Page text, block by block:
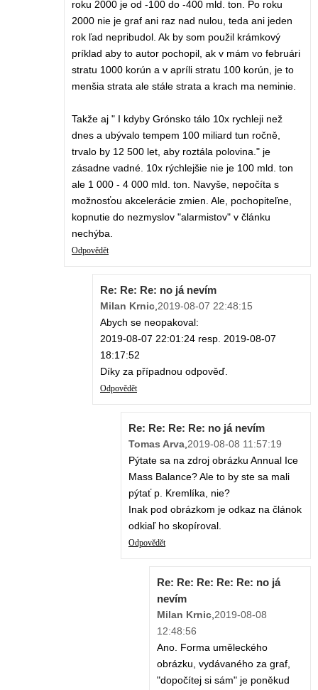
roku 2000 je od -100 do -400 mld. ton. Po roku
2000 nie je graf ani raz nad nulou, teda ani jeden
rok ľad nepribudol. Ak by som použil krámkový
príklad aby to autor pochopil, ak v mám vo februári
stratu 1000 korún a v apríli stratu 100 korún, je to
menšia strata ale stále strata a krach ma neminie.
Takže aj " I kdyby Grónsko tálo 10x rychleji než
dnes a ubývalo tempem 100 miliard tun ročně,
trvalo by 12 500 let, aby roztála polovina." je
zásadne vadné. 10x rýchlejšie nie je 100 mld. ton
ale 1 000 - 4 000 mld. ton. Navyše, nepočíta s
možnosťou akcelerácie zmien. Ale, pochopiteľne,
kopnutie do nezmyslov "alarmistov" v článku
nechýba.
Odpovědět
Re: Re: Re: no já nevím
Milan Krnic,2019-08-07 22:48:15
Abych se neopakoval:
2019-08-07 22:01:24 resp. 2019-08-07
18:17:52
Díky za případnou odpověď.
Odpovědět
Re: Re: Re: Re: no já nevím
Tomas Arva,2019-08-08 11:57:19
Pýtate sa na zdroj obrázku Annual Ice
Mass Balance? Ale to by ste sa mali
pýtať p. Kremlíka, nie?
Inak pod obrázkom je odkaz na článok
odkiaľ ho skopíroval.
Odpovědět
Re: Re: Re: Re: Re: no já
nevím
Milan Krnic,2019-08-08
12:48:56
Ano. Forma uměleckého
obrázku, vydávaného za graf,
"dopočítej si sám" je poněkud